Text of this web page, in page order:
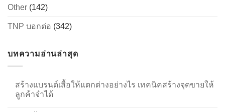
Other (142)
TNP บอกต่อ (342)
บทความอ่านล่าสุด
สร้างแบรนด์เสื้อให้แตกต่างอย่างไร เทคนิคสร้างจุดขายให้
ลูกค้าจำได้